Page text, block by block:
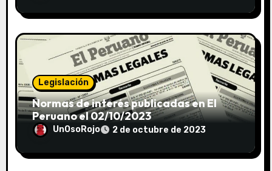
Legislación
Normas de interés publicadas en El
Peruano el 02/10/2023
UnOsoRojo 2 de octubre de 2023